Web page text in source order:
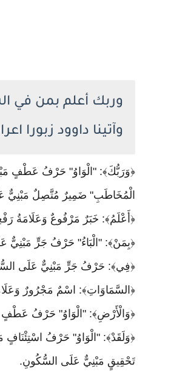
وربك أعلم بمن في
وآتينا داوود زبورا
﴿وَرَبُّكَ﴾: "الْوَاوُ" حَرْفُ عَطْفٍ
الْمُخَاطَبِ" ضَمِيرٌ مُتَّصِلٌ مَبْنِيٌّ
﴿أَعْلَمُ﴾: خَبَرٌ مَرْفُوعٌ وَعَلَامَةُ
﴿بِمَنْ﴾: "الْبَاءُ" حَرْفُ جَرٍّ
﴿فِي﴾: حَرْفُ جَرٍّ مَبْنِيٌّ عَلَى
﴿السَّمَاوَاتِ﴾: اسْمٌ مَجْرُورٌ
﴿وَالْأَرْضِ﴾: "الْوَاوُ" حَرْفُ عَطْفٍ
﴿وَلَقَدْ﴾: "الْوَاوُ" حَرْفُ
تَحْقِيقٍ مَبْنِيٌّ عَلَى السُّكُونِ.